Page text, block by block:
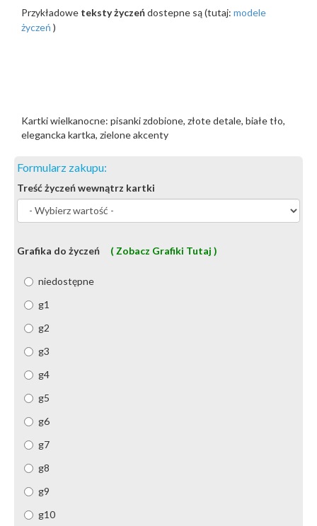
Przykładowe teksty życzeńdostepne są (tutaj: modele
życzeń )
Kartki wielkanocne: pisanki zdobione, złote detale, białe tło,
elegancka kartka, zielone akcenty
Formularz zakupu:
Treść życzeń wewnątrz kartki
Grafika do życzeń ( Zobacz Grafiki Tutaj )
niedostępne
g1
g2
g3
g4
g5
g6
g7
g8
g9
g10